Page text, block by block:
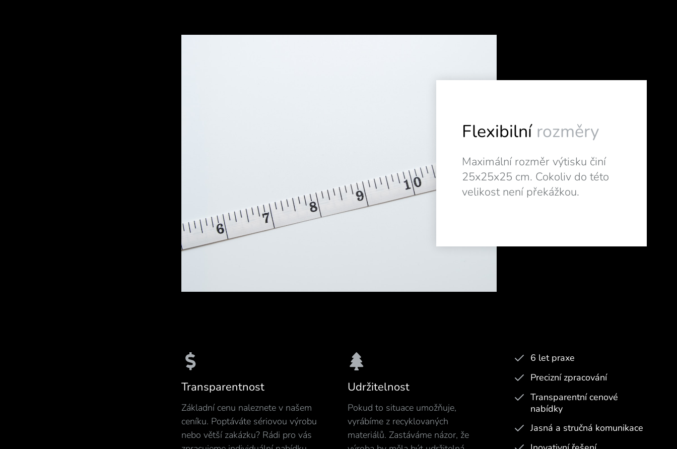
Flexibilní rozměry
Maximální rozměr výtisku činí
25x25x25 cm. Cokoliv do této
velikost není překážkou.
Transparentnost
Základní cenu naleznete v našem
ceníku. Poptáváte sériovou výrobu
nebo větší zakázku? Rádi pro vás
Udržitelnost
Pokud to situace umožňuje,
vyrábíme z recyklovaných
materiálů. Zastáváme názor, že
6 let praxe
Precizní zpracování
Transparentní cenové
nabídky
Jasná a stručná komunikace